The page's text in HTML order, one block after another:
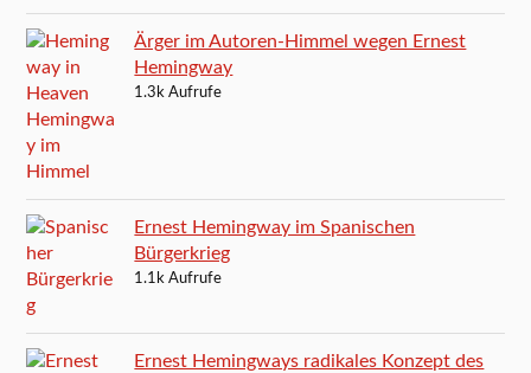
Ärger im Autoren-Himmel wegen Ernest
Hemingway
1.3k Aufrufe
Ernest Hemingway im Spanischen
Bürgerkrieg
1.1k Aufrufe
Ernest Hemingways radikales Konzept des